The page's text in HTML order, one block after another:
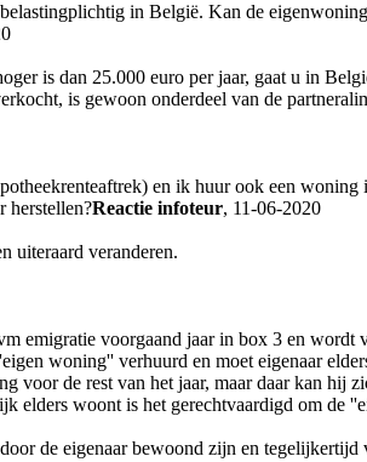
in België. Kan de
is dan 25.000 euro per jaar, gaat u in
is gewoon onderdeel van de
en ik huur ook een
herstellen?Reactie infoteur, 11-06-2020
uiteraard veranderen.
emigratie voorgaand jaar in box 3 en wordt
woning'' verhuurd en moet eigenaar
voor de rest van het jaar, maar daar kan hij
elders woont is het gerechtvaardigd om de
de eigenaar bewoond zijn en